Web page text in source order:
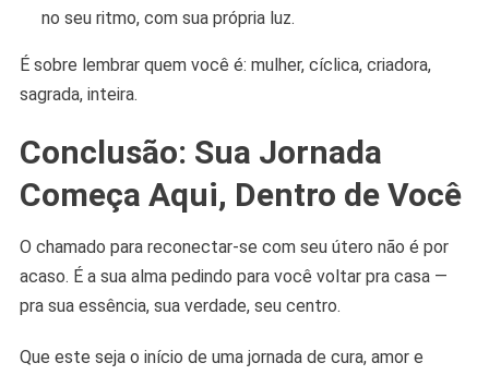
no seu ritmo, com sua própria luz.
É sobre lembrar quem você é: mulher, cíclica, criadora,
sagrada, inteira.
Conclusão: Sua Jornada
Começa Aqui, Dentro de Você
O chamado para reconectar-se com seu útero não é por
acaso. É a sua alma pedindo para você voltar pra casa —
pra sua essência, sua verdade, seu centro.
Que este seja o início de uma jornada de cura, amor e